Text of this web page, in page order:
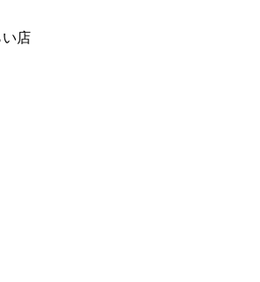
店